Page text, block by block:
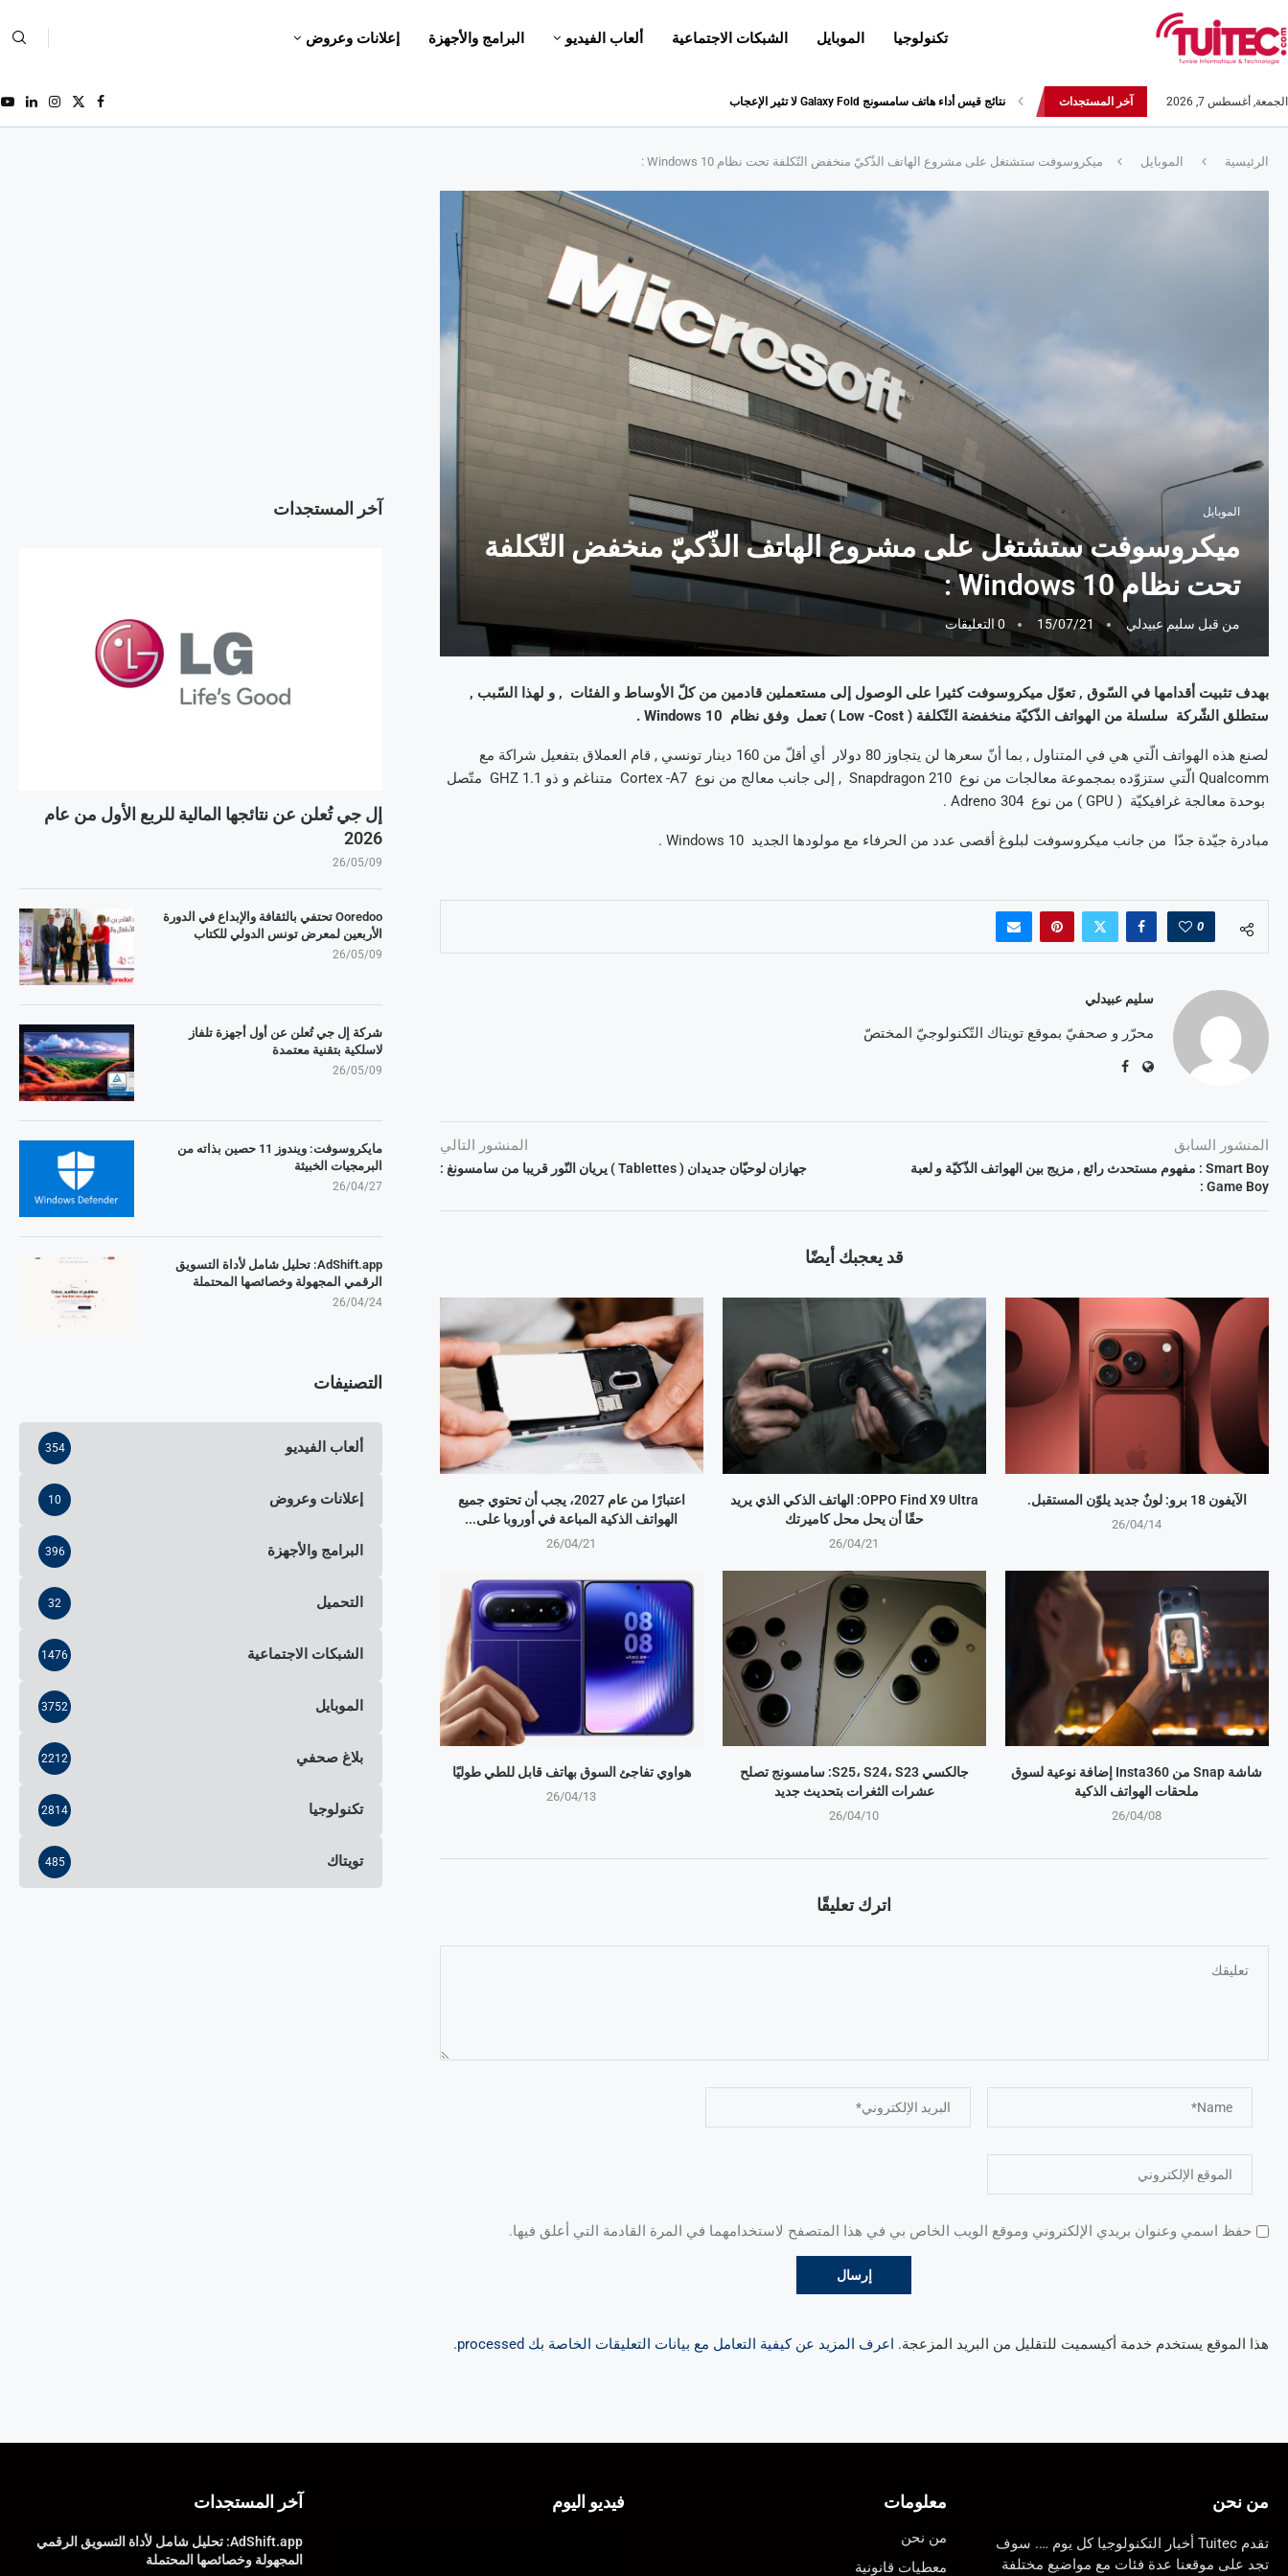
تكنولوجيا الموبايل الشبكات الاجتماعية ألعاب الفيديو البرامج والأجهزة إعلانات وعروض
الجمعة, أغسطس 7, 2026 آخر المستجدات نتائج قيس أداء هاتف سامسونج Galaxy Fold لا تثير الإعجاب
الرئيسية الموبايل ميكروسوفت ستشتغل على مشروع الهاتف الذّكيّ منخفض التّكلفة تحت نظام Windows 10 :
الموبايل
ميكروسوفت ستشتغل على مشروع الهاتف الذّكيّ منخفض التّكلفة
تحت نظام Windows 10 :
من قبل سليم عبيدلي 15/07/21 0 التعليقات
بهدف تثبيت أقدامها في السّوق , تعوّل ميكروسوفت كثيرا على الوصول إلى مستعملين قادمين من كلّ الأوساط و الفئات , و لهذا السّبب ,
ستطلق الشّركة سلسلة من الهواتف الذّكيّة منخفضة التّكلفة ( Low -Cost ) تعمل وفق نظام Windows 10 .
لصنع هذه الهواتف الّتي هي في المتناول , بما أنّ سعرها لن يتجاوز 80 دولار أي أقلّ من 160 دينار تونسي , قام العملاق بتفعيل شراكة مع
Qualcomm الّتي ستزوّده بمجموعة معالجات من نوع Snapdragon 210 , إلى جانب معالج من نوع Cortex -A7 متناغم و ذو 1.1 GHZ متّصل
بوحدة معالجة غرافيكيّة ( GPU ) من نوع Adreno 304 .
مبادرة جيّدة جدّا من جانب ميكروسوفت لبلوغ أقصى عدد من الحرفاء مع مولودها الجديد Windows 10 .
0
سليم عبيدلي
محرّر و صحفيّ بموقع تويتاك التّكنولوجيّ المختصّ
المنشور السابق
Smart Boy : مفهوم مستحدث رائع , مزيج بين الهواتف الذّكيّة و لعبة
Game Boy :
المنشور التالي
جهازان لوحيّان جديدان ( Tablettes ) يريان النّور قريبا من سامسونغ :
قد يعجبك أيضًا
اعتبارًا من عام 2027، يجب أن تحتوي جميع
الهواتف الذكية المباعة في أوروبا على...
26/04/21
OPPO Find X9 Ultra: الهاتف الذكي الذي يريد
حقًا أن يحل محل كاميرتك
26/04/21
الآيفون 18 برو: لونٌ جديد يلوّن المستقبل.
26/04/14
هواوي تفاجئ السوق بهاتف قابل للطي طوليًا
26/04/13
جالكسي S25، S24، S23: سامسونج تصلح
عشرات الثغرات بتحديث جديد
26/04/10
شاشة Snap من Insta360 إضافة نوعية لسوق
ملحقات الهواتف الذكية
26/04/08
اترك تعليقًا
حفظ اسمي وعنوان بريدي الإلكتروني وموقع الويب الخاص بي في هذا المتصفح لاستخدامهما في المرة القادمة التي أعلق فيها.
هذا الموقع يستخدم خدمة أكيسميت للتقليل من البريد المزعجة. اعرف المزيد عن كيفية التعامل مع بيانات التعليقات الخاصة بك processed .
آخر المستجدات
إل جي تُعلن عن نتائجها المالية للربع الأول من عام
2026
26/05/09
Ooredoo تحتفي بالثقافة والإبداع في الدورة
الأربعين لمعرض تونس الدولي للكتاب
26/05/09
شركة إل جي تُعلن عن أول أجهزة تلفاز
لاسلكية بتقنية معتمدة
26/05/09
مايكروسوفت: ويندوز 11 حصين بذاته من
البرمجيات الخبيثة
26/04/27
AdShift.app: تحليل شامل لأداة التسويق
الرقمي المجهولة وخصائصها المحتملة
26/04/24
التصنيفات
ألعاب الفيديو 354
إعلانات وعروض 10
البرامج والأجهزة 396
التحميل 32
الشبكات الاجتماعية 1476
الموبايل 3752
بلاغ صحفي 2212
تكنولوجيا 2814
تويتاك 485
من نحن
تقدم Tuitec أخبار التكنولوجيا كل يوم …. سوف
تجد على موقعنا عدة فئات مع مواضيع مختلفة
معلومات
من نحن
معطيات قانونية
فيديو اليوم آخر المستجدات
AdShift.app: تحليل شامل لأداة التسويق الرقمي
المجهولة وخصائصها المحتملة